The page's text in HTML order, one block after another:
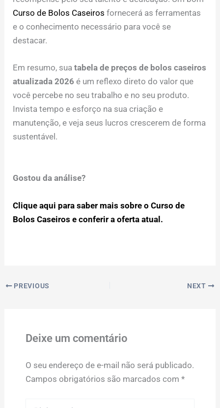
Curso de Bolos Caseiros fornecerá as ferramentas
e o conhecimento necessário para você se
destacar.
Em resumo, suatabela de preços de bolos caseiros
atualizada 2026 é um reflexo direto do valor que
você percebe no seu trabalho e no seu produto.
Invista tempo e esforço na sua criação e
manutenção, e veja seus lucros crescerem de forma
sustentável.
Gostou da análise?
Clique aqui para saber mais sobre o Curso de
Bolos Caseiros e conferir a oferta atual.
PREVIOUS NEXT
Deixe um comentário
O seu endereço de e-mail não será publicado.
Campos obrigatórios são marcados com *